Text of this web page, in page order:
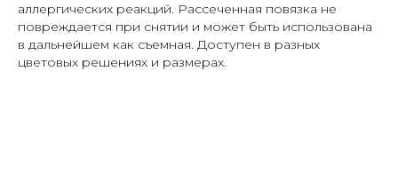
аллергических реакций. Рассеченная повязка не
повреждается при снятии и может быть использована
в дальнейшем как съемная. Доступен в разных
цветовых решениях и размерах.